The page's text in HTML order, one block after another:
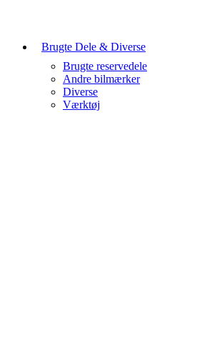
Brugte Dele & Diverse
Brugte reservedele
Andre bilmærker
Diverse
Værktøj